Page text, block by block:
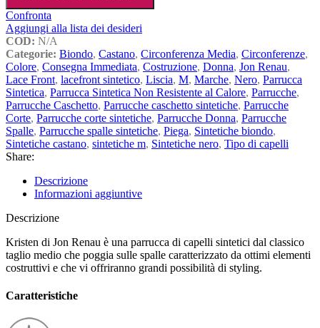
Confronta
Aggiungi alla lista dei desideri
COD: N/A
Categorie: Biondo, Castano, Circonferenza Media, Circonferenze,
Colore, Consegna Immediata, Costruzione, Donna, Jon Renau,
Lace Front, lacefront sintetico, Liscia, M, Marche, Nero, Parrucca
Sintetica, Parrucca Sintetica Non Resistente al Calore, Parrucche,
Parrucche Caschetto, Parrucche caschetto sintetiche, Parrucche
Corte, Parrucche corte sintetiche, Parrucche Donna, Parrucche
Spalle, Parrucche spalle sintetiche, Piega, Sintetiche biondo,
Sintetiche castano, sintetiche m, Sintetiche nero, Tipo di capelli
Share:
Descrizione
Informazioni aggiuntive
Descrizione
Kristen di Jon Renau è una parrucca di capelli sintetici dal classico
taglio medio che poggia sulle spalle caratterizzato da ottimi elementi
costruttivi e che vi offriranno grandi possibilità di styling.
Caratteristiche